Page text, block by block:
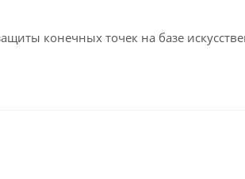
конечных точек на базе